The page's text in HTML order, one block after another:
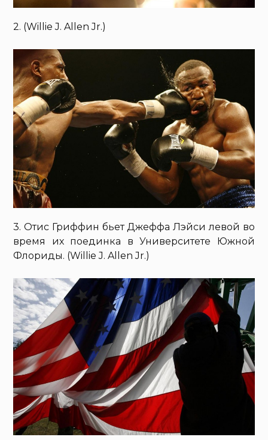
2. (Willie J. Allen Jr.)
3. Отис Гриффин бьет Джеффа Лэйси левой во
время их поединка в Университете Южной
Флориды. (Willie J. Allen Jr.)